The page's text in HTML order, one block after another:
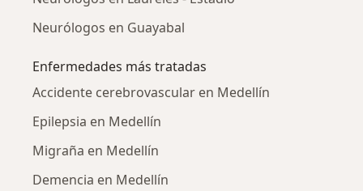
Neurólogos en Guayabal
Enfermedades más tratadas
Accidente cerebrovascular en Medellín
Epilepsia en Medellín
Migraña en Medellín
Demencia en Medellín